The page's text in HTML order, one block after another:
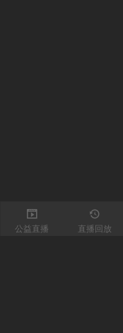
公益直播 直播回放